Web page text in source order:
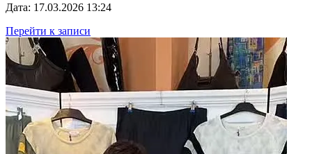
Дата: 17.03.2026 13:24
Перейти к записи